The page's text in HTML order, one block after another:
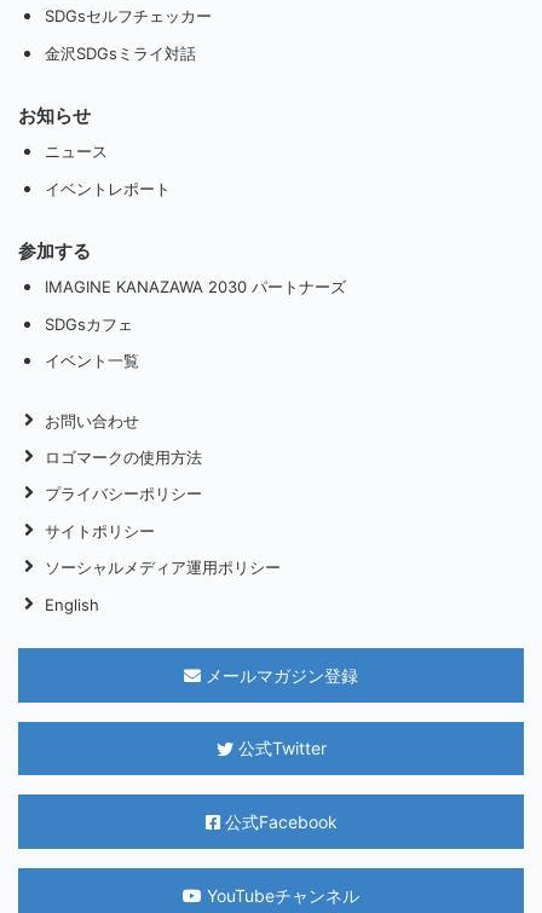
SDGsセルフチェッカー
金沢SDGsミライ対話
お知らせ
ニュース
イベントレポート
参加する
IMAGINE KANAZAWA 2030 パートナーズ
SDGsカフェ
イベント一覧
お問い合わせ
ロゴマークの使用方法
プライバシーポリシー
サイトポリシー
ソーシャルメディア運用ポリシー
English
メールマガジン登録
公式Twitter
公式Facebook
YouTubeチャンネル